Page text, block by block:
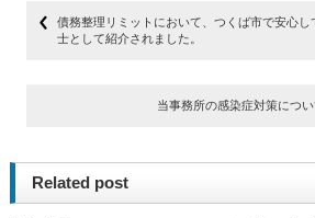
債務整理リミットにおいて、つくば市で安心し
士として紹介されました。
当事務所の感染症対策につ
Related post